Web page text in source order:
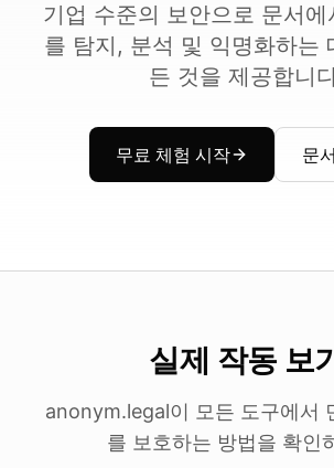
기업 수준의 보안으로 문서
를 탐지, 분석 및 익명화하는
든 것을 제공합니
무료 체험 시작 문
실제 작동 보
anonym.legal이 모든 도구에서
를 보호하는 방법을 확인